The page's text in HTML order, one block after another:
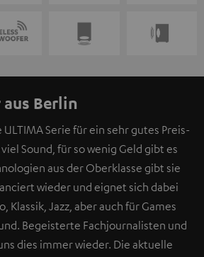
Berlin
Serie für ein sehr gutes Preis-
Sound, für so wenig Geld gibt es
aus der Oberklasse gibt sie
wieder und eignet sich dabei
Klassik, Jazz, aber auch für Games
Begeisterte Fachjournalisten und
dies immer wieder. Die aktuelle